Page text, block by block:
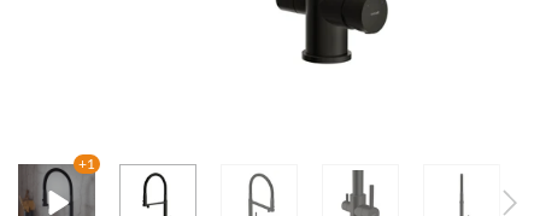
+1